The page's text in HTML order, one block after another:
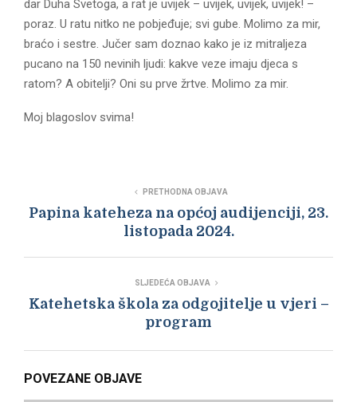
dar Duha Svetoga, a rat je uvijek – uvijek, uvijek, uvijek! –
poraz. U ratu nitko ne pobjeđuje; svi gube. Molimo za mir,
braćo i sestre. Jučer sam doznao kako je iz mitraljeza
pucano na 150 nevinih ljudi: kakve veze imaju djeca s
ratom? A obitelji? Oni su prve žrtve. Molimo za mir.
Moj blagoslov svima!
PRETHODNA OBJAVA
Papina kateheza na općoj audijenciji, 23.
listopada 2024.
SLJEDEĆA OBJAVA
Katehetska škola za odgojitelje u vjeri –
program
POVEZANE OBJAVE